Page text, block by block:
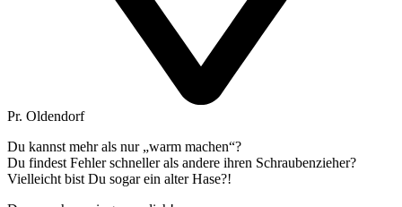
Pr. Oldendorf
Du kannst mehr als nur „warm machen“?
Du findest Fehler schneller als andere ihren Schraubenzieher?
Vielleicht bist Du sogar ein alter Hase?!